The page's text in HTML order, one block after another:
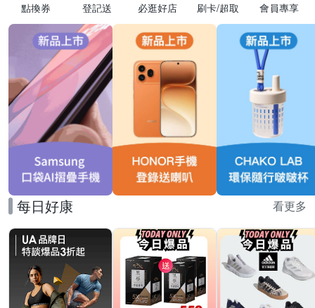
點換券 登記送 必逛好店 刷卡/超取 會員專享
每日好康 看更多